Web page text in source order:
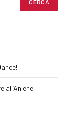
all’Aniene